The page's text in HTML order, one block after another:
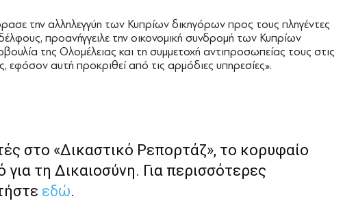
την αλληλεγγύη των Κυπρίων δικηγόρων προς τους πληγέντες
προανήγγειλε την οικονομική συνδρομή των Κυπρίων
της Ολομέλειας και τη συμμετοχή αντιπροσωπείας τους στις
εφόσον αυτή προκριθεί από τις αρμόδιες υπηρεσίες».
στο «Δικαστικό Ρεπορτάζ», το κορυφαίο
για τη Δικαιοσύνη. Για περισσότερες
εδώ.